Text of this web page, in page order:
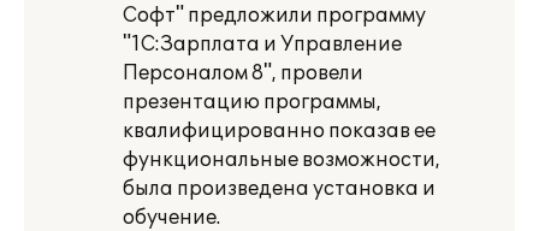
Софт" предложили программу
"1С:Зарплата и Управление
Персоналом 8", провели
презентацию программы,
квалифицированно показав ее
функциональные возможности,
была произведена установка и
обучение.